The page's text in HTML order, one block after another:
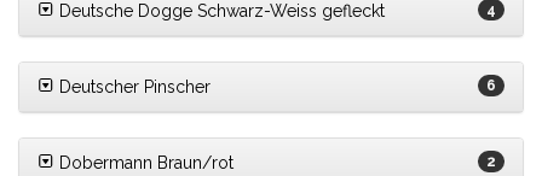
Deutsche Dogge Schwarz-Weiss gefleckt 4
Deutscher Pinscher 6
Dobermann Braun/rot 2